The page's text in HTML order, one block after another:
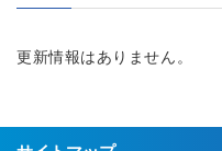
更新情報はありません。